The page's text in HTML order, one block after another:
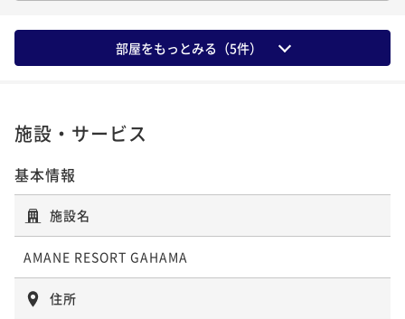
事前決済可
IN 15:00 - 18:00 OUT11:00
ポイント即利用で最大5％OFF
【一泊二食】割烹 松秀 季節のおすすめ会席
部屋をもっとみる（5件）
施設・サービス
基本情報
施設名
AMANE RESORT GAHAMA
住所